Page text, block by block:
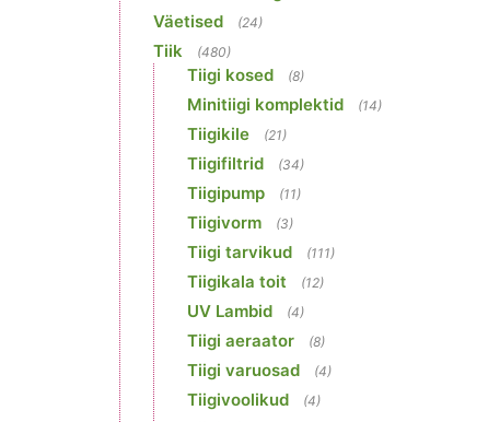
Väetised (24)
Tiik (480)
Tiigi kosed (8)
Minitiigi komplektid (14)
Tiigikile (21)
Tiigifiltrid (34)
Tiigipump (11)
Tiigivorm (3)
Tiigi tarvikud (111)
Tiigikala toit (12)
UV Lambid (4)
Tiigi aeraator (8)
Tiigi varuosad (4)
Tiigivoolikud (4)